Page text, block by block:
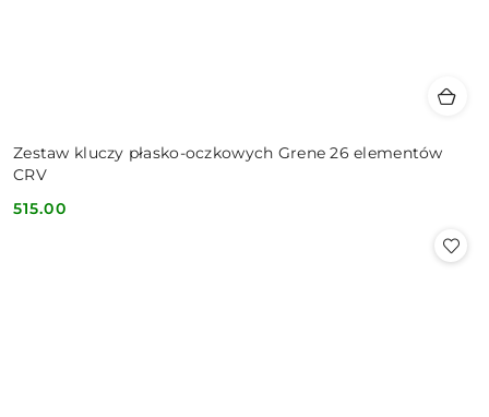
Zestaw kluczy płasko-oczkowych Grene 26 elementów
CRV
Cena:
515.00